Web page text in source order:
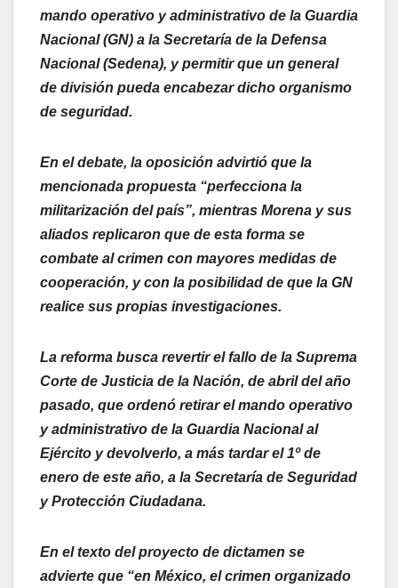
mando operativo y administrativo de la Guardia
Nacional (GN) a la Secretaría de la Defensa
Nacional (Sedena), y permitir que un general
de división pueda encabezar dicho organismo
de seguridad.
En el debate, la oposición advirtió que la
mencionada propuesta “perfecciona la
militarización del país”, mientras Morena y sus
aliados replicaron que de esta forma se
combate al crimen con mayores medidas de
cooperación, y con la posibilidad de que la GN
realice sus propias investigaciones.
La reforma busca revertir el fallo de la Suprema
Corte de Justicia de la Nación, de abril del año
pasado, que ordenó retirar el mando operativo
y administrativo de la Guardia Nacional al
Ejército y devolverlo, a más tardar el 1º de
enero de este año, a la Secretaría de Seguridad
y Protección Ciudadana.
En el texto del proyecto de dictamen se
advierte que “en México, el crimen organizado